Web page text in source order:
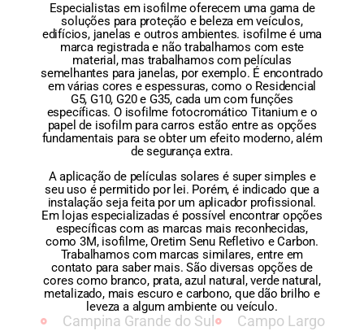
Especialistas em isofilme oferecem uma gama de
soluções para proteção e beleza em veículos,
edifícios, janelas e outros ambientes. isofilme é uma
marca registrada e não trabalhamos com este
material, mas trabalhamos com películas
semelhantes para janelas, por exemplo. É encontrado
em várias cores e espessuras, como o Residencial
G5, G10, G20 e G35, cada um com funções
específicas. O isofilme fotocromático Titanium e o
papel de isofilm para carros estão entre as opções
fundamentais para se obter um efeito moderno, além
de segurança extra.
A aplicação de películas solares é super simples e
seu uso é permitido por lei. Porém, é indicado que a
instalação seja feita por um aplicador profissional.
Em lojas especializadas é possível encontrar opções
específicas com as marcas mais reconhecidas,
como 3M, isofilme, Oretim Senu Refletivo e Carbon.
Trabalhamos com marcas similares, entre em
contato para saber mais. São diversas opções de
cores como branco, prata, azul natural, verde natural,
metalizado, mais escuro e carbono, que dão brilho e
leveza a algum ambiente ou veículo.
Campina Grande do Sul
Campo Largo